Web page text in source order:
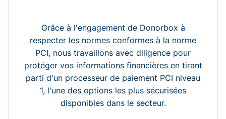
Grâce à l'engagement de Donorbox à
respecter les normes conformes à la norme
PCI, nous travaillons avec diligence pour
protéger vos informations financières en tirant
parti d'un processeur de paiement PCI niveau
1, l'une des options les plus sécurisées
disponibles dans le secteur.